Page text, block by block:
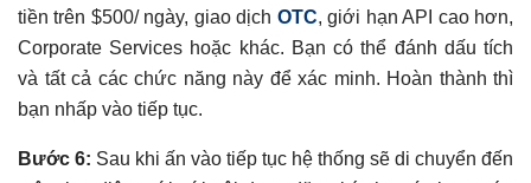
tiền trên $500/ ngày, giao dịch OTC, giới hạn API cao hơn,
Corporate Services hoặc khác. Bạn có thể đánh dấu tích
và tất cả các chức năng này để xác minh. Hoàn thành thì
bạn nhấp vào tiếp tục.
Bước 6: Sau khi ấn vào tiếp tục hệ thống sẽ di chuyển đến